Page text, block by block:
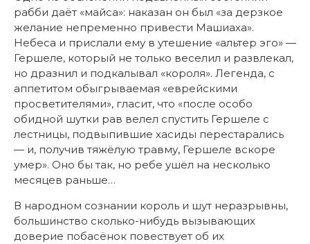
рабби даёт «майса»: наказан он был «за дерзкое
желание непременно привести Машиаха».
Небеса и прислали ему в утешение «альтер эго» —
Гершеле, который не только веселил и развлекал,
но дразнил и подкалывал «короля». Легенда, с
аппетитом обыгрываемая «еврейскими
просветителями», гласит, что «после особо
обидной шутки рав велел спустить Гершеле с
лестницы, подвыпившие хасиды перестарались
— и, получив тяжёлую травму, Гершеле вскоре
умер». Оно бы так, но ребе ушёл на несколько
месяцев раньше…
В народном сознании король и шут неразрывны,
большинство сколько-нибудь вызывающих
доверие побасёнок повествует об их